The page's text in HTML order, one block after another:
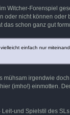
Witcher-Forenspiel
oder nicht können oder
das schon ganz gut
einfach nur
mühsam irgendwie
(imho!) einmotten.
und Spielstil des